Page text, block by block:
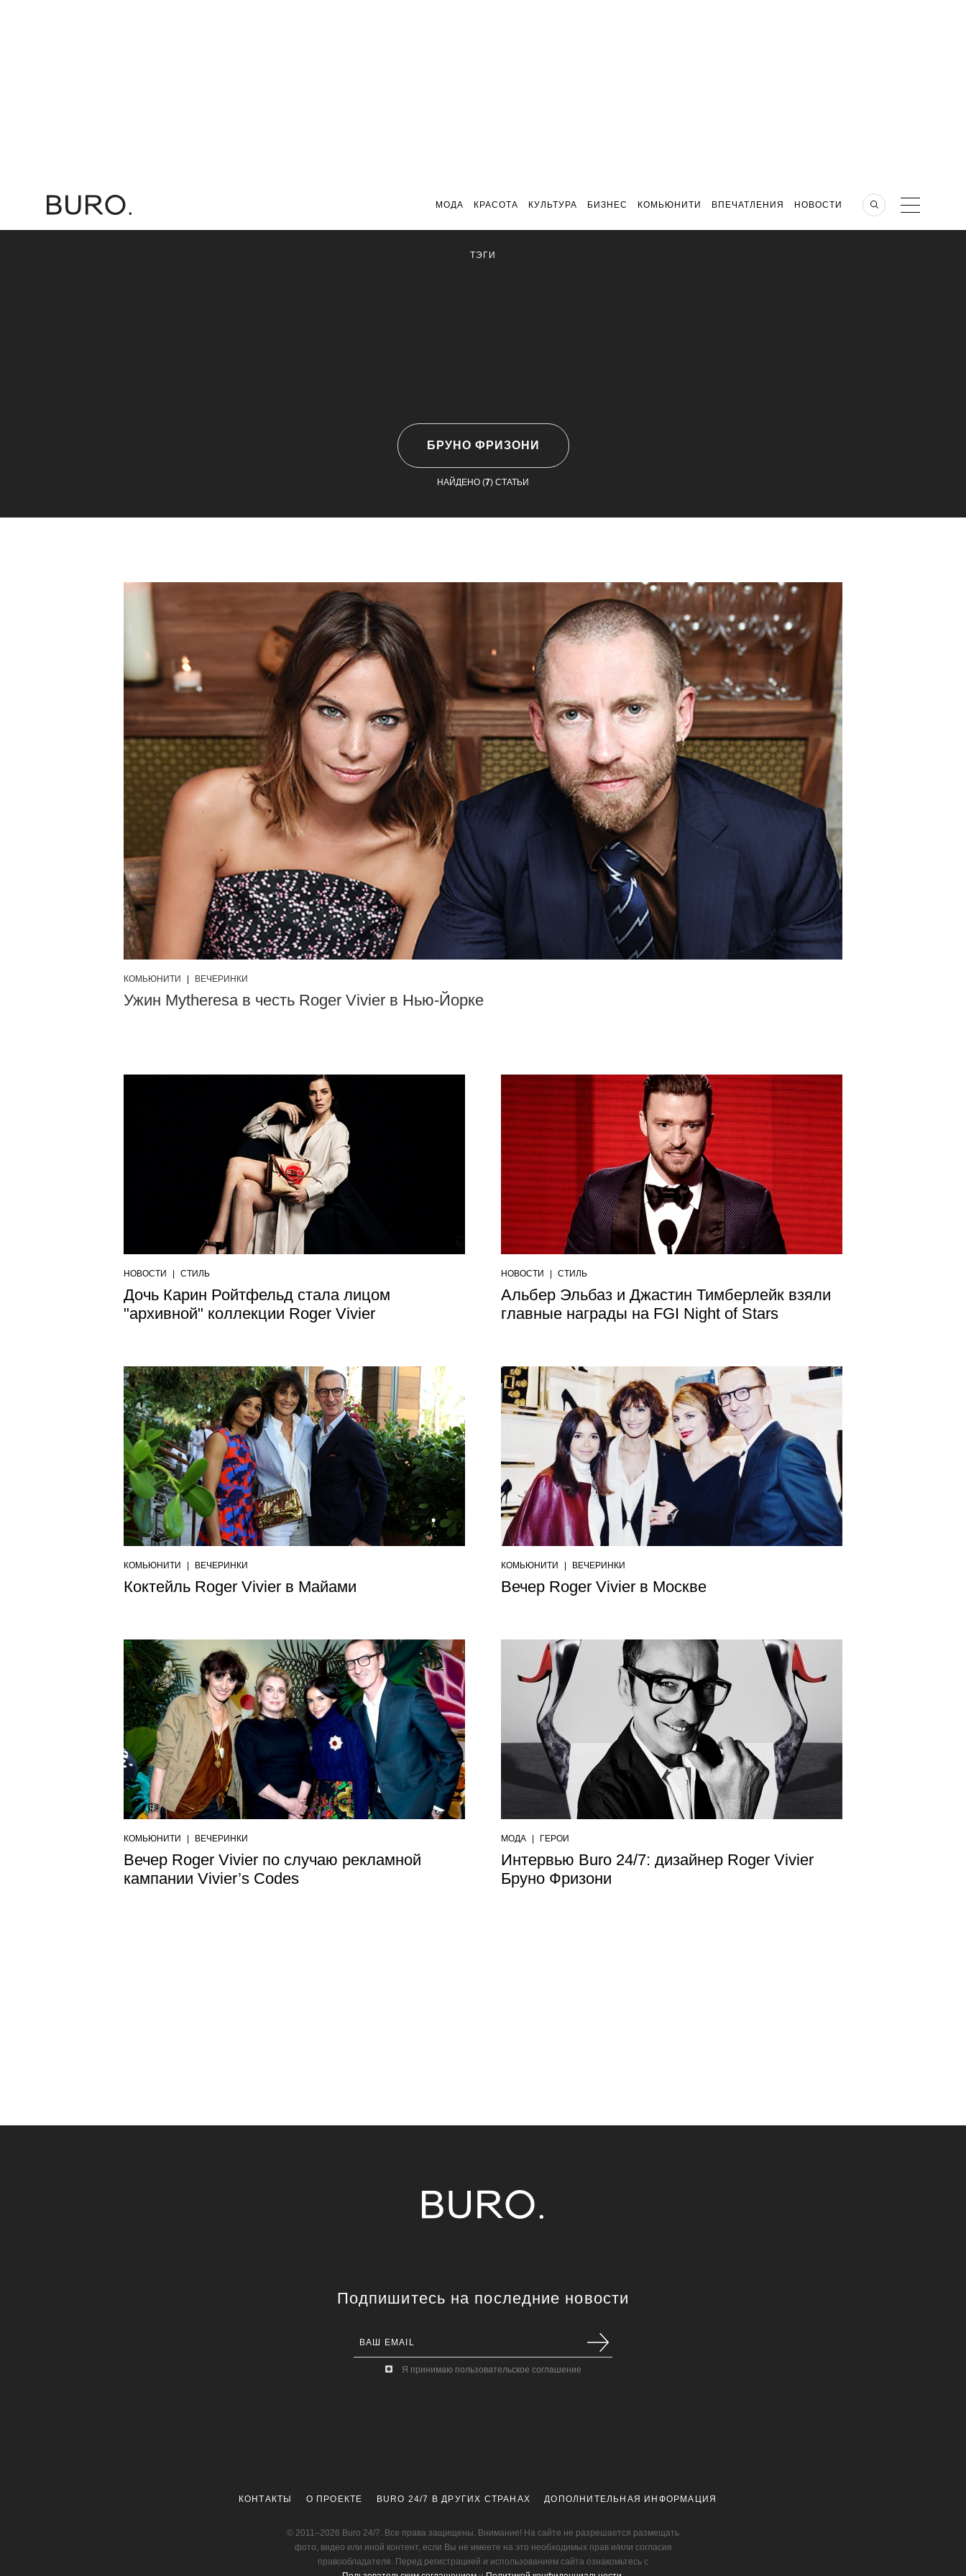
МОДА КРАСОТА КУЛЬТУРА БИЗНЕС КОМЬЮНИТИ ВПЕЧАТЛЕНИЯ НОВОСТИ
ТЭГИ
БРУНО ФРИЗОНИ
НАЙДЕНО (7) СТАТЬИ
КОМЬЮНИТИ ВЕЧЕРИНКИ
Ужин Mytheresa в честь Roger Vivier в Нью-Йорке
НОВОСТИ СТИЛЬ
Дочь Карин Ройтфельд стала лицом
"архивной" коллекции Roger Vivier
НОВОСТИ СТИЛЬ
Альбер Эльбаз и Джастин Тимберлейк взяли
главные награды на FGI Night of Stars
КОМЬЮНИТИ ВЕЧЕРИНКИ
Коктейль Roger Vivier в Майами
КОМЬЮНИТИ ВЕЧЕРИНКИ
Вечер Roger Vivier в Москве
КОМЬЮНИТИ ВЕЧЕРИНКИ
Вечер Roger Vivier по случаю рекламной
кампании Vivier’s Codes
МОДА ГЕРОИ
Интервью Buro 24/7: дизайнер Roger Vivier
Бруно Фризони
Подпишитесь на последние новости
Я принимаю пользовательское соглашение
КОНТАКТЫ О ПРОЕКТЕ BURO 24/7 В ДРУГИХ СТРАНАХ ДОПОЛНИТЕЛЬНАЯ ИНФОРМАЦИЯ
© 2011–2026 Buro 24/7. Все права защищены. Внимание! На сайте не разрешается размещать
фото, видео или иной контент, если Вы не имеете на это необходимых прав и/или согласия
правообладателя. Перед регистрацией и использованием сайта ознакомьтесь с